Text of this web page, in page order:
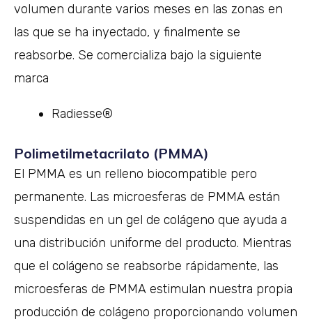
volumen durante varios meses en las zonas en
las que se ha inyectado, y finalmente se
reabsorbe. Se comercializa bajo la siguiente
marca
Radiesse®
Polimetilmetacrilato (PMMA)
El PMMA es un relleno biocompatible pero
permanente. Las microesferas de PMMA están
suspendidas en un gel de colágeno que ayuda a
una distribución uniforme del producto. Mientras
que el colágeno se reabsorbe rápidamente, las
microesferas de PMMA estimulan nuestra propia
producción de colágeno proporcionando volumen